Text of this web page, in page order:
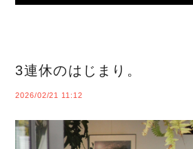
3連休のはじまり。
2026/02/21 11:12